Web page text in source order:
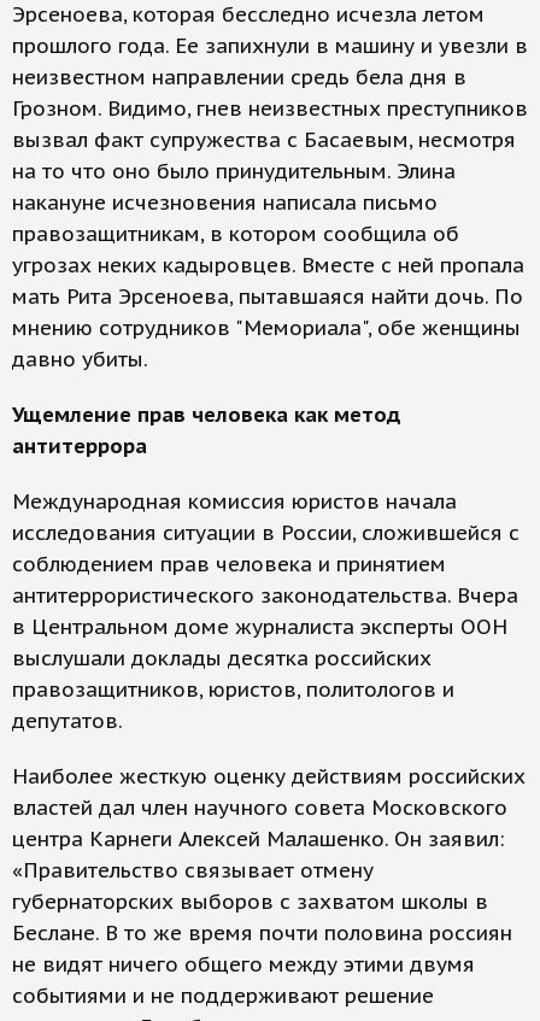
Эрсеноева, которая бесследно исчезла летом
прошлого года. Ее запихнули в машину и увезли в
неизвестном направлении средь бела дня в
Грозном. Видимо, гнев неизвестных преступников
вызвал факт супружества с Басаевым, несмотря
на то что оно было принудительным. Элина
накануне исчезновения написала письмо
правозащитникам, в котором сообщила об
угрозах неких кадыровцев. Вместе с ней пропала
мать Рита Эрсеноева, пытавшаяся найти дочь. По
мнению сотрудников "Мемориала", обе женщины
давно убиты.
Ущемление прав человека как метод
антитеррора
Международная комиссия юристов начала
исследования ситуации в России, сложившейся с
соблюдением прав человека и принятием
антитеррористического законодательства. Вчера
в Центральном доме журналиста эксперты ООН
выслушали доклады десятка российских
правозащитников, юристов, политологов и
депутатов.
Наиболее жесткую оценку действиям российских
властей дал член научного совета Московского
центра Карнеги Алексей Малашенко. Он заявил:
«Правительство связывает отмену
губернаторских выборов с захватом школы в
Беслане. В то же время почти половина россиян
не видят ничего общего между этими двумя
событиями и не поддерживают решение